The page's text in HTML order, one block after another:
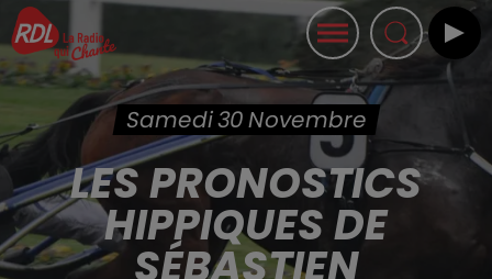
Samedi 30 Novembre
LES PRONOSTICS
HIPPIQUES DE
SÉBASTIEN